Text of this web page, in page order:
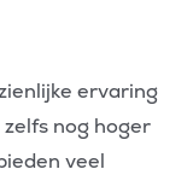
ervaring
nog hoger
veel